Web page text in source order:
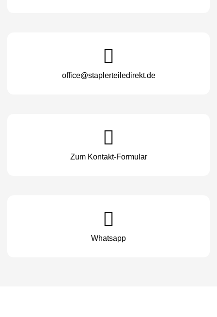
office@staplerteiledirekt.de
Zum Kontakt-Formular
Whatsapp